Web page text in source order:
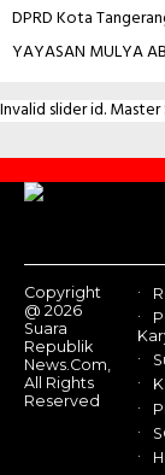
DPRD Kota
YAYASAN MULYA
Invalid slider id.
Contact
Us
Copyright
@ 2026
Suara
Republik
News.Com,
All Rights
Reserved